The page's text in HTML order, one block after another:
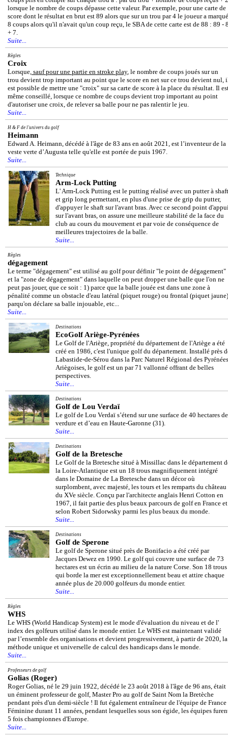
lorsque le nombre de coups dépasse cette valeur. Par exemple, pour une carte de
score dont le résultat en brut est 89 alors que sur un trou par 4 le joueur a marqué
8 coups alors qu'il n'avait qu'un coup reçu, le SBA de cette carte est de 88 : 89 -
+ 7.
Suite...
Règles
Croix
Lorsque, sauf pour une partie en stroke play, le nombre de coups joués sur un
trou devient trop important au point que le score en net sur ce trou devient nul,
est possible de mettre une "croix" sur sa carte de score à la place du résultat. Il
même conseillé, lorsque ce nombre de coups devient trop important au point
d'autoriser une croix, de relever sa balle pour ne pas ralentir le jeu.
Suite...
H & F de l'univers du golf
Heimann
Edward A. Heimann, décédé à l'âge de 83 ans en août 2021, est l’inventeur de la
veste verte d’Augusta telle qu'elle est portée de puis 1967.
Suite...
Technique
Arm-Lock Putting
L' Arm-Lock Putting est le putting réalisé avec un putter à shaft
et grip long permettant, en plus d'une prise de grip du putter,
d'appuyer le shaft sur l'avant bras. Avec ce second point
sur l'avant bras, on assure une meilleure stabilité de la face du
club au cours du mouvement et par voie de conséquence de
meilleures trajectoires de la balle.
Suite...
Règles
dégagement
Le terme "dégagement" est utilisé au golf pour définir "le point de dégagement"
et la "zone de dégagement" dans laquelle on peut dropper une balle que l'on ne
peut pas jouer, que ce soit : 1) parce que la balle jouée est dans une zone à
pénalité comme un obstacle d'eau latéral (piquet rouge) ou frontal (piquet
parqu'on déclare sa balle injouable, etc...
Suite...
Destinations
EcoGolf Ariège-Pyrénées
Le Golf de l'Ariège, propriété du département de l'Ariège a été
créé en 1986, c'est l'unique golf du département. Installé près
Labastide-de-Sérou dans la Parc Naturel Régional des Pyrénées
Ariègoises, le golf est un par 71 vallonné offrant de belles
perspectives.
Suite...
Destinations
Golf de Lou Verdaï
Le golf de Lou Verdaï s’étend sur une surface de 40 hectares de
verdure et d’eau en Haute-Garonne (31).
Suite...
Destinations
Golf de la Bretesche
Le Golf de la Bretesche situé à Missillac dans le département
la Loire-Atlantique est un 18 trous magnifiquement intégré
dans le Domaine de La Bretesche dans un décor où
surplombent, avec majesté, les tours et les remparts du château
du XVe siècle. Conçu par l'architecte anglais Henri Cotton en
1967, il fait partie des plus beaux parcours de golf en France et
selon Robert Sidorwsky parmi les plus beaux du monde.
Suite...
Destinations
Golf de Sperone
Le golf de Sperone situé près de Bonifacio a été créé par
Jacques Dewez en 1990. Le golf qui couvre une surface de 73
hectares est un écrin au milieu de la nature Corse. Son 18 trous
qui borde la mer est exceptionnellement beau et attire chaque
année plus de 20.000 golfeurs du monde entier.
Suite...
Règles
WHS
Le WHS (World Handicap System) est le mode d'évaluation du niveau et de l'
index des golfeurs utilisé dans le monde entier. Le WHS est maintenant validé
par l’ensemble des organisations et devient progressivement, à partir de 2020, la
méthode unique et universelle de calcul des handicaps dans le monde.
Suite...
Professeurs de golf
Golias (Roger)
Roger Golias, né le 29 juin 1922, décédé le 23 août 2018 à l'âge de 96 ans, était
un éminent professeur de golf, Master Pro au golf de Saint Nom la Bretèche
pendant près d'un demi-siècle ! Il fut également entraîneur de l'équipe de France
Féminine durant 11 années, pendant lesquelles sous son égide, les équipes
5 fois championnes d'Europe.
Suite...